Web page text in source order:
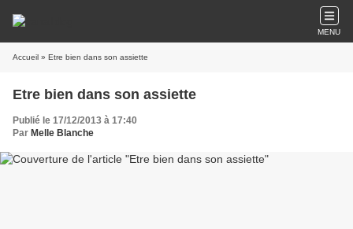
MENU
Accueil » Etre bien dans son assiette
Etre bien dans son assiette
Publié le 17/12/2013 à 17:40
Par Melle Blanche